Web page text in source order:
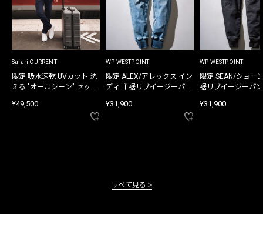
Safari CURRENT
限定 吸水速乾 UVカット 洗
える "オールシーン" セット
¥49,500
WP WESTPOINT
限定 ALEX/アレックス イン
ディゴ 裾リブイージーパン
¥31,900
WP WESTPOINT
限定 SEAN/ショー
裾リブイージーパ
¥31,900
すべて見る